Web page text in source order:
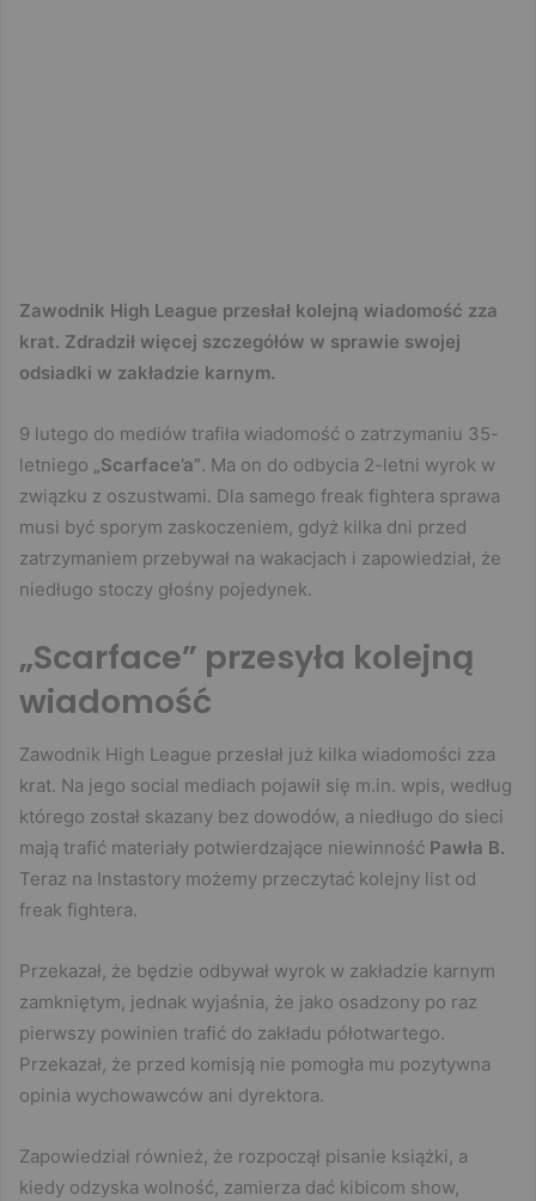
Zawodnik High League przesłał kolejną wiadomość zza
krat. Zdradził więcej szczegółów w sprawie swojej
odsiadki w zakładzie karnym.
9 lutego do mediów trafiła wiadomość o zatrzymaniu 35-
letniego
„Scarface’a”. Ma on do odbycia 2-letni wyrok w
związku z oszustwami. Dla samego freak fightera sprawa
musi być sporym zaskoczeniem, gdyż kilka dni przed
zatrzymaniem przebywał na wakacjach i zapowiedział, że
niedługo stoczy głośny pojedynek.
„Scarface” przesyła kolejną
wiadomość
Zawodnik High League przesłał już kilka wiadomości zza
krat. Na jego social mediach pojawił się m.in. wpis, według
którego został skazany bez dowodów, a niedługo do sieci
mają trafić materiały potwierdzające niewinność Pawła B.
Teraz na Instastory możemy przeczytać kolejny list od
freak fightera.
Przekazał, że będzie odbywał wyrok w zakładzie karnym
zamkniętym, jednak wyjaśnia, że jako osadzony po raz
pierwszy powinien trafić do zakładu półotwartego.
Przekazał, że przed komisją nie pomogła mu pozytywna
opinia wychowawców ani dyrektora.
Zapowiedział również, że rozpoczął pisanie książki, a
kiedy odzyska wolność, zamierza dać kibicom show,